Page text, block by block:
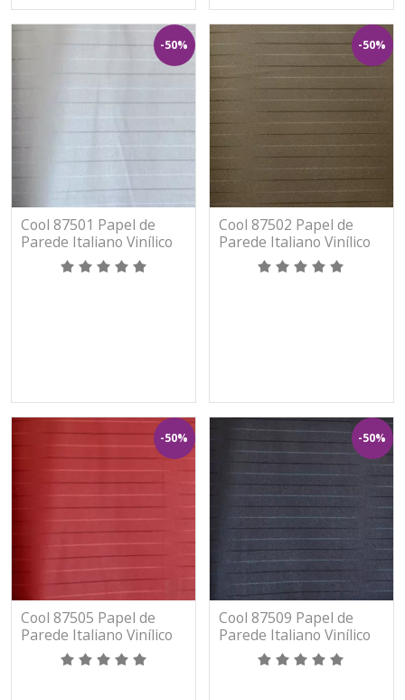
-50%
Cool 87501 Papel de
Parede Italiano Vinílico
Lavável
-50%
Cool 87502 Papel de
Parede Italiano Vinílico
Lavável
-50%
Cool 87505 Papel de
Parede Italiano Vinílico
Lavável
-50%
Cool 87509 Papel de
Parede Italiano Vinílico
Lavável